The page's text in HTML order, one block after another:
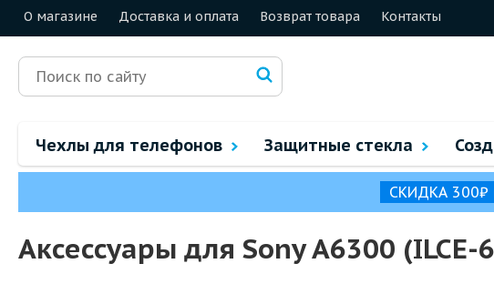
О магазине Доставка и оплата Возврат товара Контакты
Чехлы для телефонов Защитные стекла
СКИДКА 300₽
Аксессуары для Sony A6300 (ILCE-